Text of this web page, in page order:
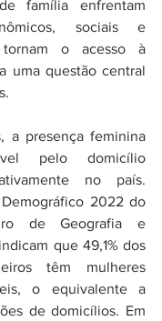
família enfrentam
sociais e
o acesso à
uma questão central
a presença feminina
pelo domicílio
no país.
2022 do
de Geografia e
que 49,1% dos
têm mulheres
o equivalente a
de domicílios. Em